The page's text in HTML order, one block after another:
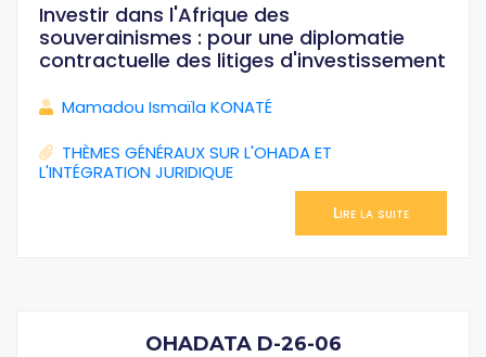
Investir dans l'Afrique des
souverainismes : pour une diplomatie
contractuelle des litiges d'investissement
Mamadou Ismaïla KONATÉ
THÈMES GÉNÉRAUX SUR L'OHADA ET
L'INTÉGRATION JURIDIQUE
Lire la suite
OHADATA D-26-06